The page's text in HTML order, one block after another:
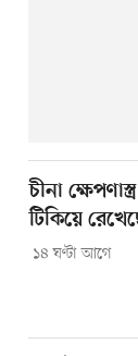
চীনা
টিকিয়ে
১৪ ঘণ্টা আগে